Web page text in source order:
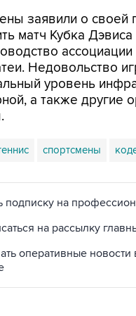
заявили о своей
матч Кубка
Недовольство
уровень
а также другие
спортсмены
подписку на
на рассылку
оперативные